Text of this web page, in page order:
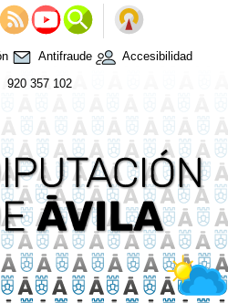
Antifraude
Accesibilidad
920 357 102